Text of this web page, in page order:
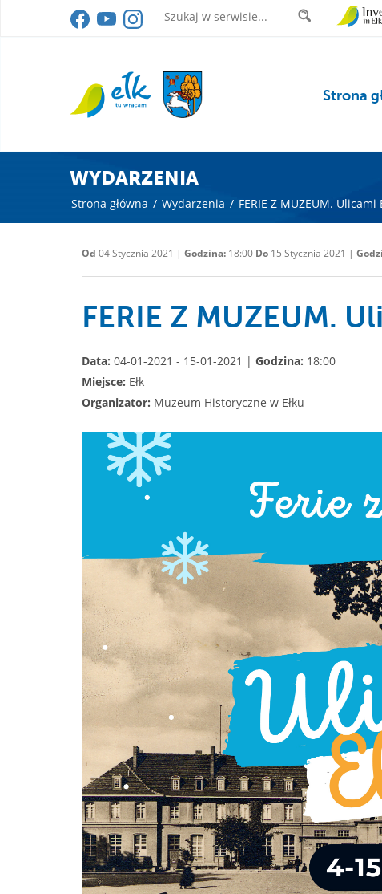
Strona
WYDARZENIA
Strona główna / Wydarzenia / FERIE Z MUZEUM. Ulicami
Od 04 Stycznia 2021 | Godzina: 18:00 Do 15 Stycznia 2021 |
FERIE Z MUZEUM.
Data: 04-01-2021 - 15-01-2021 | Godzina: 18:00
Miejsce: Ełk
Organizator: Muzeum Historyczne w Ełku